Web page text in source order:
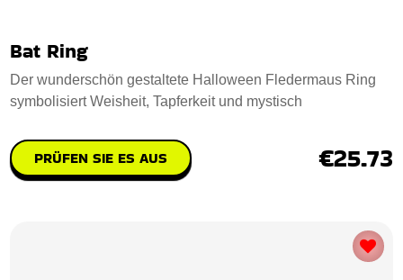
Bat Ring
Der wunderschön gestaltete Halloween Fledermaus Ring
symbolisiert Weisheit, Tapferkeit und mystisch
PRÜFEN SIE ES AUS €25.73